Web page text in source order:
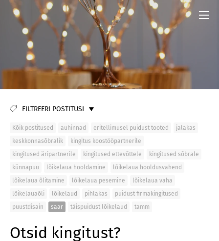
FILTREERI POSTITUSI
Kõik postitused auhinnad eritellimusel puidust tooted
jalakas
keskkonnasõbralik
kingitus koostööpartnerile
kingitused äripartnerile
kingitused ettevõttele
kingitused sõbrale
künnapuu
lõikelaua hooldamine
lõikelaua hooldusvahend
lõikelaua õlitamine
lõikelaua pesemine
lõikelaua vaha
lõikelauaõli
lõikelaud pihlakas
puidust firmakingitused
puustdisain
saar täispuidust lõikelaud tamm
Otsid kingitust?